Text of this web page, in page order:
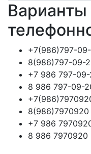
Варианты
+7(986)797-
8(986)797-09-
+7 986 797-09-
8 986 797-09-
8(986)7970920
+7 986
8 986 7970920